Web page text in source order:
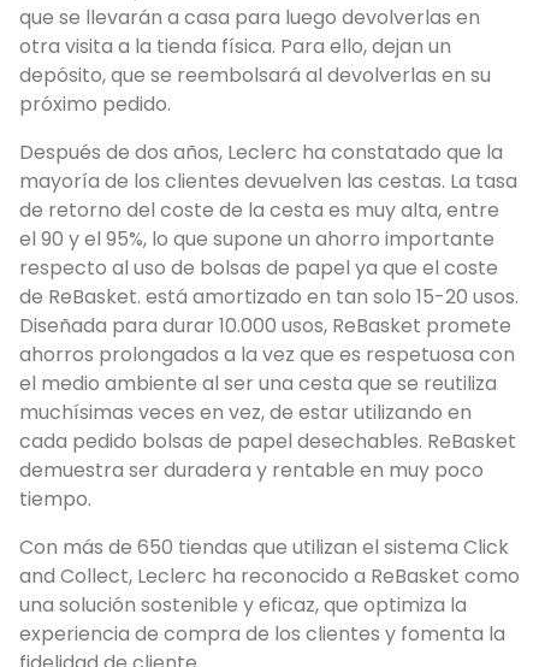
que se llevarán a casa para luego devolverlas en
otra visita a la tienda física. Para ello, dejan un
depósito, que se reembolsará al devolverlas en su
próximo pedido.
Después de dos años, Leclerc ha constatado que la
mayoría de los clientes devuelven las cestas. La tasa
de retorno del coste de la cesta es muy alta, entre
el 90 y el 95%, lo que supone un ahorro importante
respecto al uso de bolsas de papel ya que el coste
de ReBasket. está amortizado en tan solo 15-20 usos.
Diseñada para durar 10.000 usos, ReBasket promete
ahorros prolongados a la vez que es respetuosa con
el medio ambiente al ser una cesta que se reutiliza
muchísimas veces en vez, de estar utilizando en
cada pedido bolsas de papel desechables. ReBasket
demuestra ser duradera y rentable en muy poco
tiempo.
Con más de 650 tiendas que utilizan el sistema Click
and Collect, Leclerc ha reconocido a ReBasket como
una solución sostenible y eficaz, que optimiza la
experiencia de compra de los clientes y fomenta la